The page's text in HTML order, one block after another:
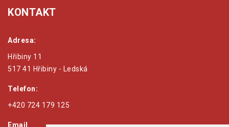
KONTAKT
Adresa:
Hřibiny 11
517 41 Hřibiny - Ledská
Telefon:
+420 724 179 125
Email